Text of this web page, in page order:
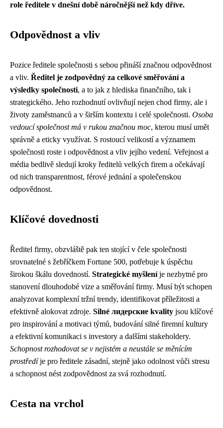
role ředitele v dnešní době náročnější než kdy dříve.
Odpovědnost a vliv
Pozice ředitele společnosti s sebou přináší značnou odpovědnost
a vliv. Ředitel je zodpovědný za celkové směřování a
výsledky společnosti, a to jak z hlediska finančního, tak i
strategického. Jeho rozhodnutí ovlivňují nejen chod firmy, ale i
životy zaměstnanců a v širším kontextu i celé společnosti. Osoba
vedoucí společnost má v rukou značnou moc, kterou musí umět
správně a eticky využívat. S rostoucí velikostí a významem
společnosti roste i odpovědnost a vliv jejího vedení. Veřejnost a
média bedlivě sledují kroky ředitelů velkých firem a očekávají
od nich transparentnost, férové jednání a společenskou
odpovědnost.
Klíčové dovednosti
Ředitel firmy, obzvláště pak ten stojící v čele společnosti
srovnatelné s žebříčkem Fortune 500, potřebuje k úspěchu
širokou škálu dovedností. Strategické myšleníje nezbytné pro
stanovení dlouhodobé vize a směřování firmy. Musí být schopen
analyzovat komplexní tržní trendy, identifikovat příležitosti a
efektivně alokovat zdroje. Silné лидерские kvality jsou klíčové
pro inspirování a motivaci týmů, budování silné firemní kultury
a efektivní komunikaci s investory a dalšími stakeholdery.
Schopnost rozhodovat se v nejistém a neustále se měnícím
prostředíje pro ředitele zásadní, stejně jako odolnost vůči stresu
a schopnost nést zodpovědnost za svá rozhodnutí.
Cesta na vrchol